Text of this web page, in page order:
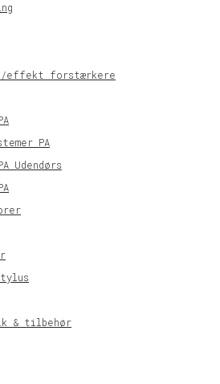
effekt forstærkere
PA
Udendørs
& tilbehør